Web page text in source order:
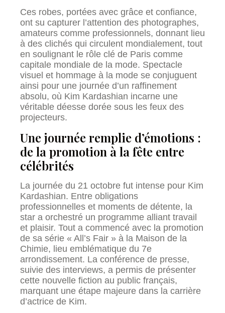
Ces robes, portées avec grâce et confiance,
ont su capturer l’attention des photographes,
amateurs comme professionnels, donnant lieu
à des clichés qui circulent mondialement, tout
en soulignant le rôle clé de Paris comme
capitale mondiale de la mode. Spectacle
visuel et hommage à la mode se conjuguent
ainsi pour une journée d’un raffinement
absolu, où Kim Kardashian incarne une
véritable déesse dorée sous les feux des
projecteurs.
Une journée remplie d’émotions :
de la promotion à la fête entre
célébrités
La journée du 21 octobre fut intense pour Kim
Kardashian. Entre obligations
professionnelles et moments de détente, la
star a orchestré un programme alliant travail
et plaisir. Tout a commencé avec la promotion
de sa série « All’s Fair » à la Maison de la
Chimie, lieu emblématique du 7e
arrondissement. La conférence de presse,
suivie des interviews, a permis de présenter
cette nouvelle fiction au public français,
marquant une étape majeure dans la carrière
d’actrice de Kim.